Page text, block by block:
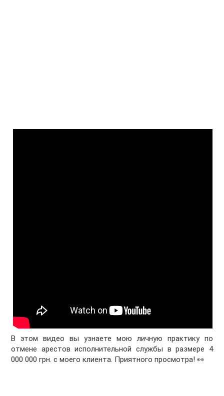
В этом видео вы узнаете мою личную практику по
отмене арестов исполнительной службы в размере 4
000 000 грн. с моего клиента. Приятного просмотра! 👀